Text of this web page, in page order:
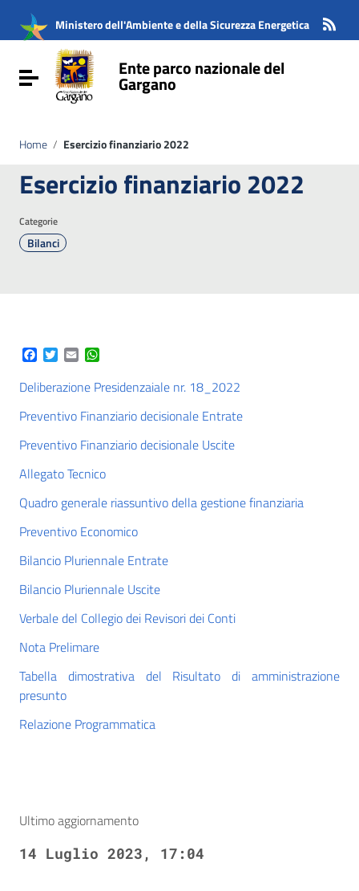
Vai al menu di navigazione
Vai al footer
Ministero dell'Ambiente e della Sicurezza Energetica
Attiva / disattiva la navigazioneEnte parco nazionale del
Gargano
Home / Esercizio finanziario 2022
Esercizio finanziario 2022
Categorie
Bilanci
Facebook
Twitter
Email
Deliberazione Presidenzaiale nr. 18_2022
Preventivo Finanziario decisionale Entrate
Preventivo Finanziario decisionale Uscite
Allegato Tecnico
Quadro generale riassuntivo della gestione finanziaria
Preventivo Economico
Bilancio Pluriennale Entrate
Bilancio Pluriennale Uscite
Verbale del Collegio dei Revisori dei Conti
Nota Prelimare
Tabella dimostrativa del Risultato di amministrazione
presunto
Relazione Programmatica
Ultimo aggiornamento
14 Luglio 2023, 17:04